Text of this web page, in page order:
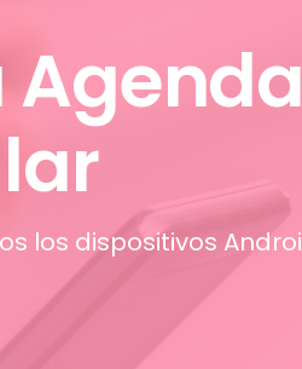
los dispositivos